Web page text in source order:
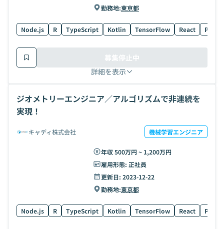
勤務地:東京都
Node.js R TypeScript Kotlin TensorFlow React
詳細を表示
募集停止中
ジオメトリーエンジニア／アルゴリズムで非連続を
実現！
キャディ株式会社 機械学習エンジニア
年収 500万円 ~ 1,200万円
雇用形態: 正社員
更新日: 2023-12-22
勤務地:東京都
Node.js R TypeScript Kotlin TensorFlow React